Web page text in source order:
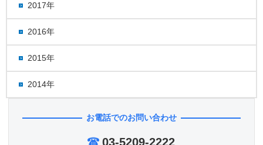
2017年
2016年
2015年
2014年
お電話でのお問い合わせ
03-5209-2222